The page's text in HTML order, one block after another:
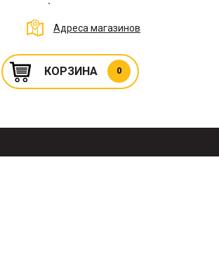
`
Адреса магазинов
КОРЗИНА 0